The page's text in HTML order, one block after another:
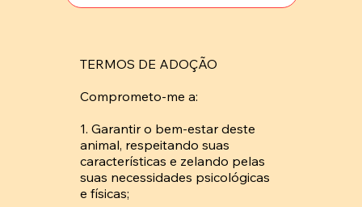
TERMOS DE ADOÇÃO
Comprometo-me a:
1. Garantir o bem-estar deste
animal, respeitando suas
características e zelando pelas
suas necessidades psicológicas
e físicas;